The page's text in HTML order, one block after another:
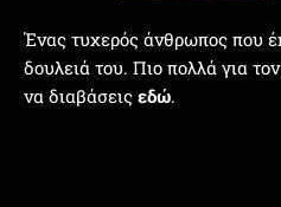
Ένας τυχερός άνθρωπος που
δουλειά του. Πιο πολλά για
να διαβάσεις εδώ.